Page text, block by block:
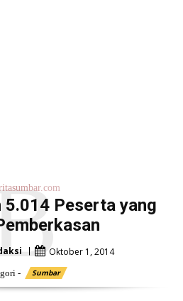
5.014 Peserta yang
Oktober 1, 2014
- Sumbar